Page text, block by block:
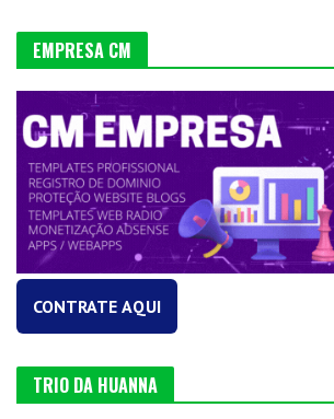
EMPRESA CM
CONTRATE AQUI
TRIO DA HUANNA